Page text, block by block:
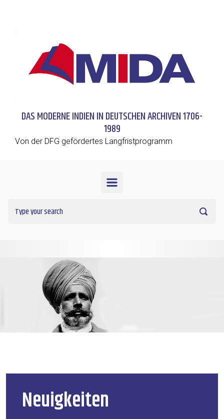
DAS MODERNE INDIEN IN DEUTSCHEN ARCHIVEN 1706-
1989
Von der DFG gefördertes Langfristprogramm
Neuigkeiten